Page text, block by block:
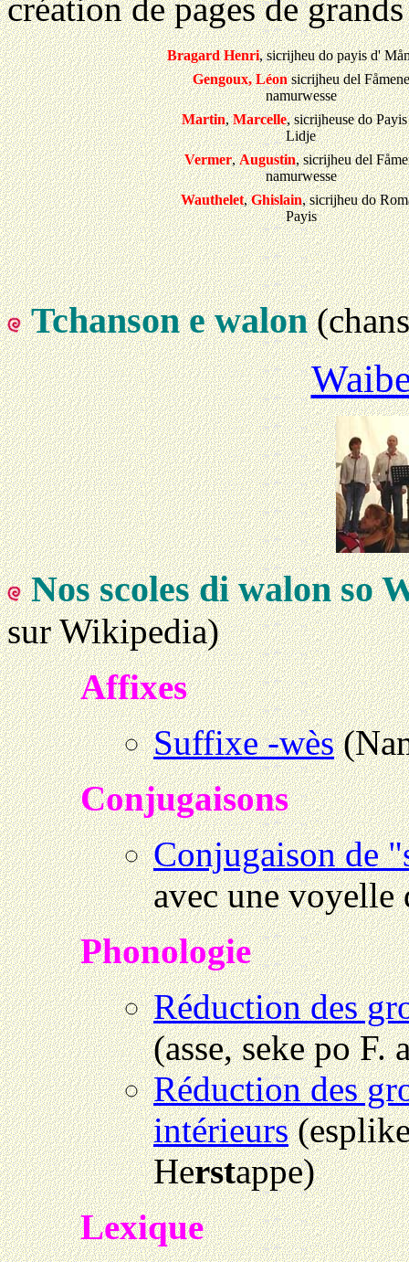
création de pages de
Bragard Henri, sicrijheu do payis d'
Gengoux, Léonsicrijheu del Fåmene
namurwesse
Martin,Marcelle, sicrijheuse do
Lidje
Vermer,Augustin, sicrijheu del
namurwesse
Wauthelet,Ghislain, sicrijheu do
Payis
Tchanson e walon
Nos scoles di walon so
sur Wikipedia)
Affixes
Suffixe -wès
Conjugaisons
Conjugaison de
avec une voyelle
Phonologie
Réduction des
(asse, seke po F.
Réduction des
intérieurs
Herstappe)
Lexique